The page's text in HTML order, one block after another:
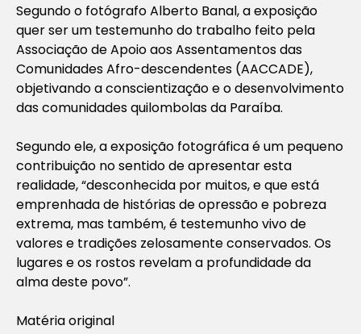
Segundo o fotógrafo Alberto Banal, a exposição
quer ser um testemunho do trabalho feito pela
Associação de Apoio aos Assentamentos das
Comunidades Afro-descendentes (AACCADE),
objetivando a conscientização e o desenvolvimento
das comunidades quilombolas da Paraíba.
Segundo ele, a exposição fotográfica é um pequeno
contribuição no sentido de apresentar esta
realidade, “desconhecida por muitos, e que está
emprenhada de histórias de opressão e pobreza
extrema, mas também, é testemunho vivo de
valores e tradições zelosamente conservados. Os
lugares e os rostos revelam a profundidade da
alma deste povo”.
Matéria original